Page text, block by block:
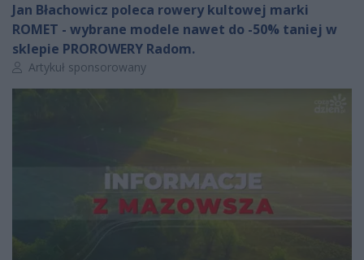
Jan Błachowicz poleca rowery kultowej marki
ROMET - wybrane modele nawet do -50% taniej w
sklepie PROROWERY Radom.
Autor artykułu:
Artykuł sponsorowany